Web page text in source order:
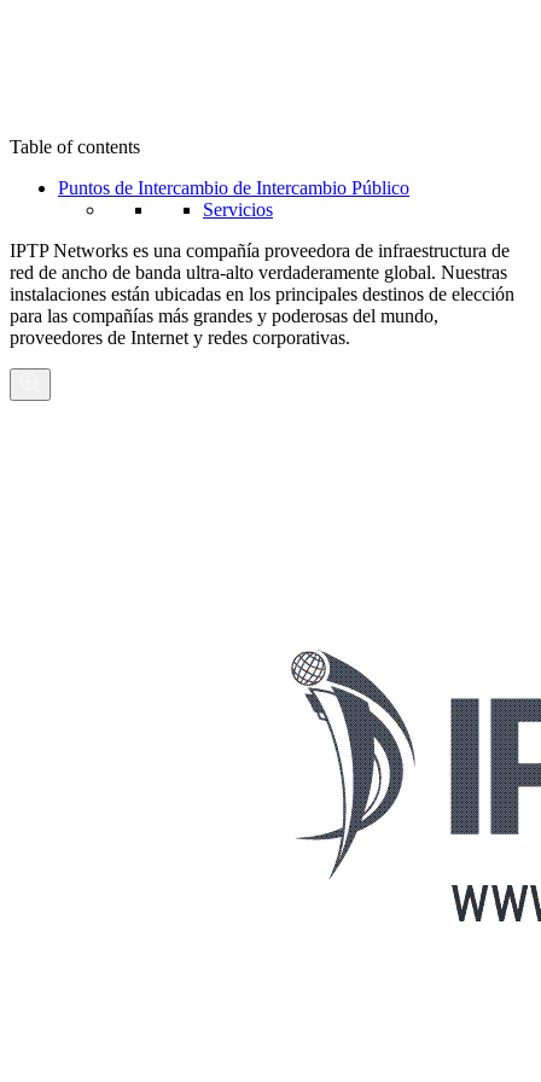
Table of contents
Puntos de Intercambio de Intercambio Público
Servicios
IPTP Networks es una compañía proveedora de infraestructura de
red de ancho de banda ultra-alto verdaderamente global. Nuestras
instalaciones están ubicadas en los principales destinos de elección
para las compañías más grandes y poderosas del mundo,
proveedores de Internet y redes corporativas.